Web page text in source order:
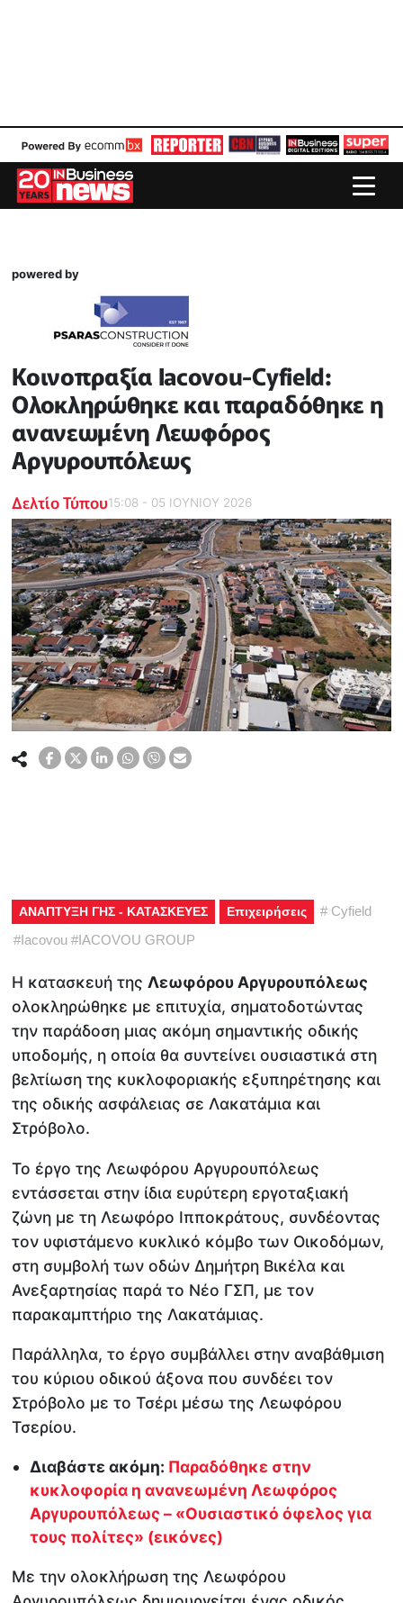
powered by
Κοινοπραξία Iacovou-Cyfield:
Ολοκληρώθηκε και παραδόθηκε η
ανανεωμένη Λεωφόρος
Αργυρουπόλεως
Δελτίο Τύπου15:08 - 05 ΙΟΥΝΙΟΥ 2026
ΑΝΑΠΤΥΞΗ ΓΗΣ - ΚΑΤΑΣΚΕΥΕΣ Επιχειρήσεις # Cyfield
#Iacovou #IACOVOU GROUP
Η κατασκευή της Λεωφόρου Αργυρουπόλεως
ολοκληρώθηκε με επιτυχία, σηματοδοτώντας
την παράδοση μιας ακόμη σημαντικής οδικής
υποδομής, η οποία θα συντείνει ουσιαστικά στη
βελτίωση της κυκλοφοριακής εξυπηρέτησης και
της οδικής ασφάλειας σε Λακατάμια και
Στρόβολο.
Το έργο της Λεωφόρου Αργυρουπόλεως
εντάσσεται στην ίδια ευρύτερη εργοταξιακή
ζώνη με τη Λεωφόρο Ιπποκράτους, συνδέοντας
τον υφιστάμενο κυκλικό κόμβο των Οικοδόμων,
στη συμβολή των οδών Δημήτρη Βικέλα και
Ανεξαρτησίας παρά το Νέο ΓΣΠ, με τον
παρακαμπτήριο της Λακατάμιας.
Παράλληλα, το έργο συμβάλλει στην αναβάθμιση
του κύριου οδικού άξονα που συνδέει τον
Στρόβολο με το Τσέρι μέσω της Λεωφόρου
Τσερίου.
Διαβάστε ακόμη: Παραδόθηκε στην
κυκλοφορία η ανανεωμένη Λεωφόρος
Αργυρουπόλεως – «Ουσιαστικό όφελος για
τους πολίτες» (εικόνες)
Με την ολοκλήρωση της Λεωφόρου